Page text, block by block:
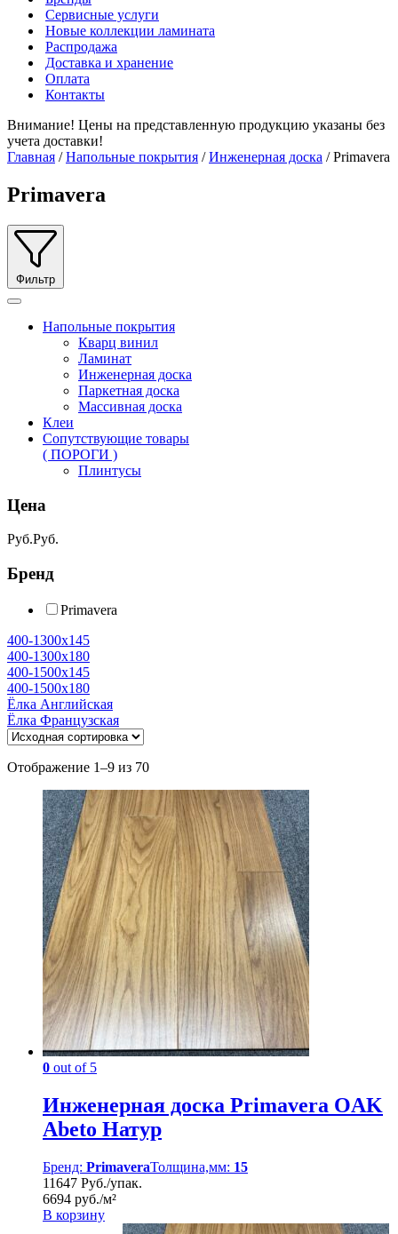
Сервисные услуги
Новые коллекции ламината
Распродажа
Доставка и хранение
Оплата
Контакты
Внимание! Цены на представленную продукцию указаны без
учета доставки!
Главная /Напольные покрытия /Инженерная доска / Primavera
Primavera
Фильтр
Напольные покрытия
Кварц винил
Ламинат
Инженерная доска
Паркетная доска
Массивная доска
Клеи
Сопутствующие товары
( ПОРОГИ )
Плинтусы
Цена
Руб.Руб.
Бренд
Primavera
400-1300х145
400-1300х180
400-1500х145
400-1500х180
Ёлка Английская
Ёлка Французская
Отображение 1–9 из 70
0 out of 5
Инженерная доска Primavera OAK
Abeto Натур
Бренд: PrimaveraТолщина,мм: 15
11647 Руб./упак.
6694 руб./м²
В корзину